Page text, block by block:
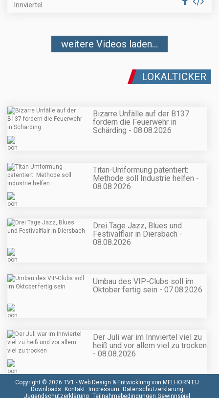
Innviertel
weitere Videos laden...
LOKALTICKER
Bizarre Unfälle auf der B137
fordern die Feuerwehr in
Schärding - 08.08.2026
Titan-Umformung patentiert:
Methode soll Industrie helfen -
08.08.2026
Drei Tage Jazz, Blues und
Festivalflair in Diersbach -
08.08.2026
Umbau des VIP-Clubs soll im
Oktober fertig sein - 07.08.2026
Der Juli war im Innviertel viel zu
heiß und vor allem viel zu trocken
- 08.08.2026
Copyright © 2026 TV1 - Web Design & Entwicklung von MELHORN.EU
Downloads
Kontakt Impressum
Datenschutzerklärung
Jugendschutzerklärung Teilnahmebedingungen Gewinnspiel